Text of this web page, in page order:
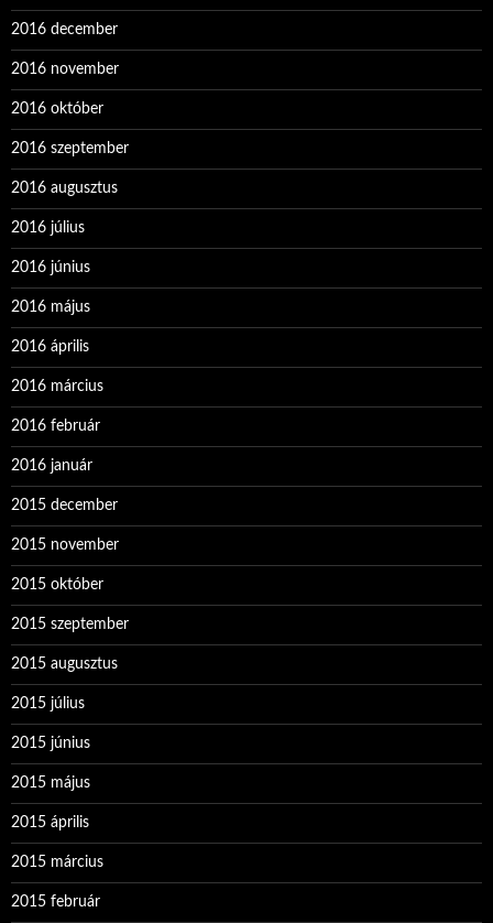
2016 december
2016 november
2016 október
2016 szeptember
2016 augusztus
2016 július
2016 június
2016 május
2016 április
2016 március
2016 február
2016 január
2015 december
2015 november
2015 október
2015 szeptember
2015 augusztus
2015 július
2015 június
2015 május
2015 április
2015 március
2015 február